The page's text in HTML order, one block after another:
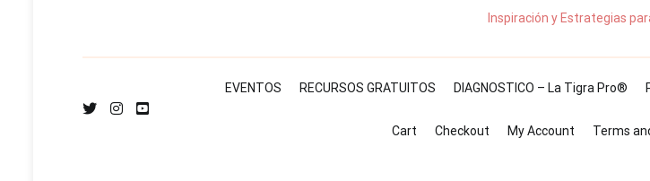
Inspiración y Estrategias
EVENTOS RECURSOS GRATUITOS DIAGNOSTICO – La Tigra Pro®
Cart Checkout My Account Terms